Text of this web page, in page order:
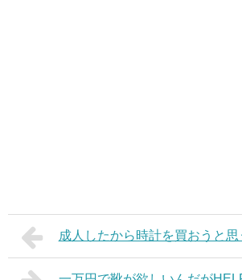
成人したから時計を買おうと